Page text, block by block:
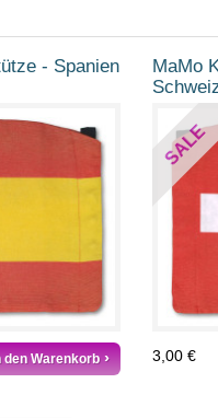
- Spanien
den Warenkorb
MaMo Kopfstütze -
SALE
3,00 €